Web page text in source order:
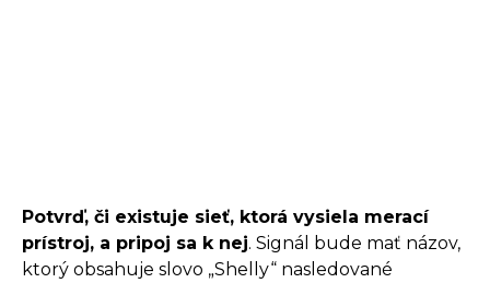
Potvrď, či existuje sieť, ktorá vysiela merací
prístroj, a pripoj sa k nej. Signál bude mať názov,
ktorý obsahuje slovo „Shelly“ nasledované